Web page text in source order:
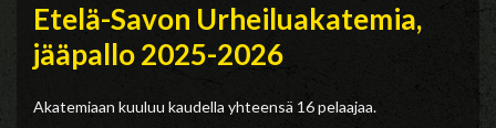
Etelä-Savon Urheiluakatemia,
jääpallo 2025-2026
Akatemiaan kuuluu kaudella yhteensä 16 pelaajaa.